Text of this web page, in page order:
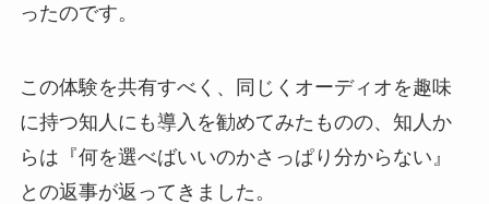
ったのです。
この体験を共有すべく、同じくオーディオを趣味
に持つ知人にも導入を勧めてみたものの、知人か
らは『何を選べばいいのかさっぱり分からない』
との返事が返ってきました。